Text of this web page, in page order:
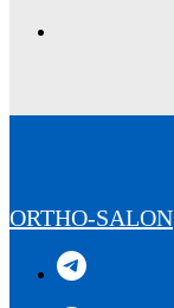
ORTHO-SALON